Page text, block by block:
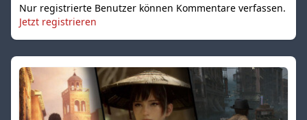
Nur registrierte Benutzer können Kommentare verfassen.
Jetzt registrieren